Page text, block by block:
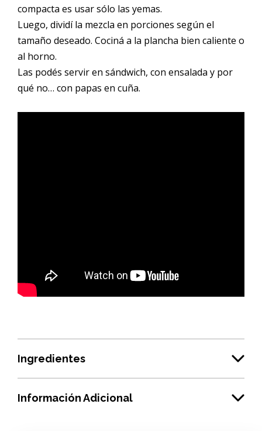
compacta es usar sólo las yemas.
Luego, dividí la mezcla en porciones según el
tamaño deseado. Cociná a la plancha bien caliente o
al horno.
Las podés servir en sándwich, con ensalada y por
qué no… con papas en cuña.
Ingredientes
Información Adicional